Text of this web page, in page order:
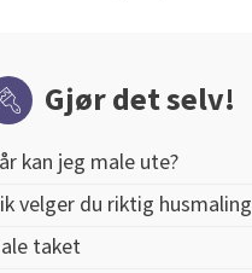
Gjør det selv!
kan jeg male ute?
velger du riktig husmaling
taket